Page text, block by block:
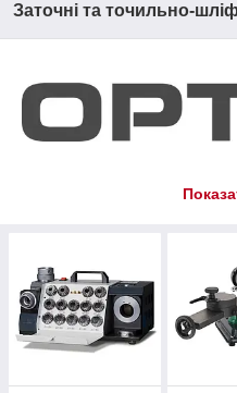
Заточні та точильно-